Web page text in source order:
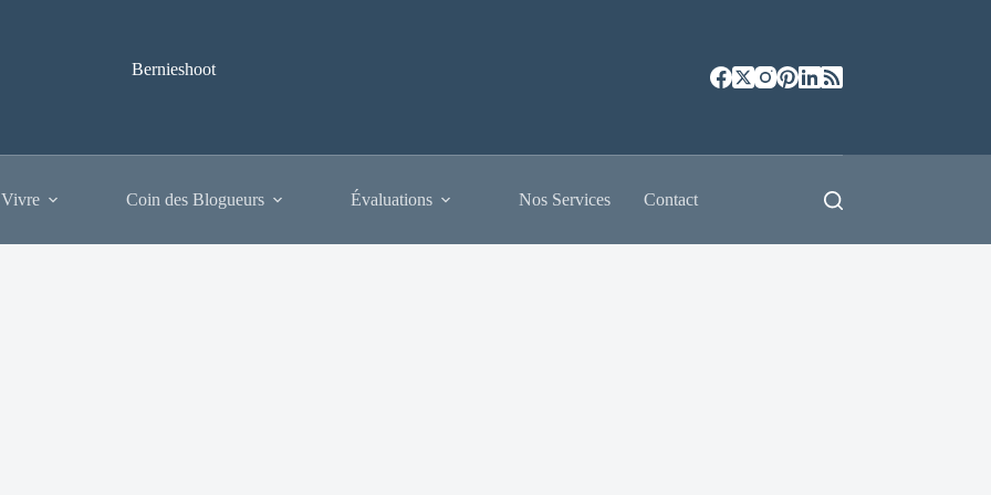
Bernieshoot
Coin des Blogueurs Évaluations Nos Services Contact